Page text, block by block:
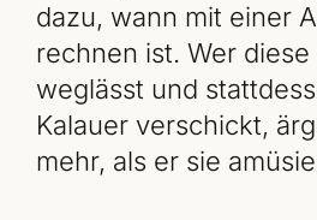
dazu, wann mit einer
rechnen ist. Wer
weglässt und
Kalauer verschickt,
mehr, als er sie